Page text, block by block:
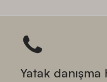
Yatak danışma